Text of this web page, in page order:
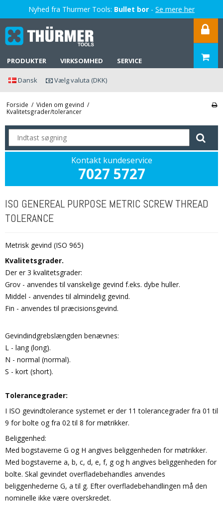
Nyhed fra Thurmer Tools: Bullet bor - Se mere her
SERVICE
VIRKSOMHED
PRODUKTER
Dansk Vælg valuta (DKK)
Forside / Viden om gevind /
Kvalitetsgrader/tolerancer
Kontakt kundeservice
7027 5727
ISO GENEREAL PURPOSE METRIC SCREW THREAD
TOLERANCE
Metrisk gevind (ISO 965)
Kvalitetsgrader.
Der er 3 kvalitetsgrader:
Grov - anvendes til vanskelige gevind f.eks. dybe huller.
Middel - anvendes til almindelig gevind.
Fin - anvendes til præcisionsgevind.
Gevindindgrebslængden benævnes:
L - lang (long).
N - normal (normal).
S - kort (short).
Tolerancegrader:
I ISO gevindtolerance systemet er der 11 tolerancegrader fra 01 til
9 for bolte og fra 02 til 8 for møtrikker.
Beliggenhed:
Med bogstaverne G og H angives beliggenheden for møtrikker.
Med bogstaverne a, b, c, d, e, f, g og h angives beliggenheden for
bolte. Skal gevindet overfladebehandles anvendes
beliggenhederne G, a til g. Efter overfladebehandlingen må den
nominelle ikke være overskredet.